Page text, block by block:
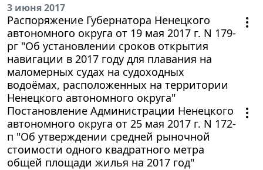
3 июня 2017
Распоряжение Губернатора Ненецкого
автономного округа от 19 мая 2017 г. N 179-
рг "Об установлении сроков открытия
навигации в 2017 году для плавания на
маломерных судах на судоходных
водоёмах, расположенных на территории
Ненецкого автономного округа"
Постановление Администрации Ненецкого
автономного округа от 25 мая 2017 г. N 172-
п "Об утверждении средней рыночной
стоимости одного квадратного метра
общей площади жилья на 2017 год"